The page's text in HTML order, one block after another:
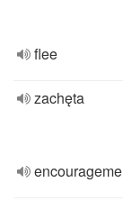
flee
zachęta